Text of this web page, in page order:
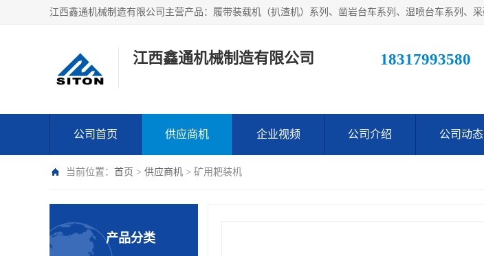
江西鑫通机械制造有限公司 18317993580
公司首页 供应商机 企业视频 公司介绍 公司动态
当前位置： 首页 > 供应商机 > 矿用耙装机
产品分类